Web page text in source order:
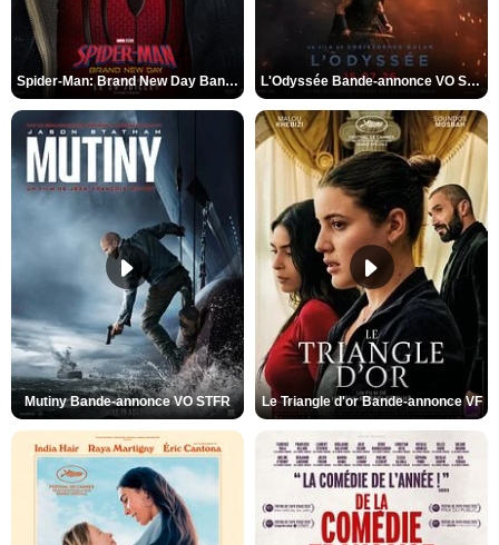
Spider-Man: Brand New Day Bande-annonce VO STFR L'Odyssée Bande-annonce VO STFR
Mutiny Bande-annonce VO STFR Le Triangle d'or Bande-annonce VF